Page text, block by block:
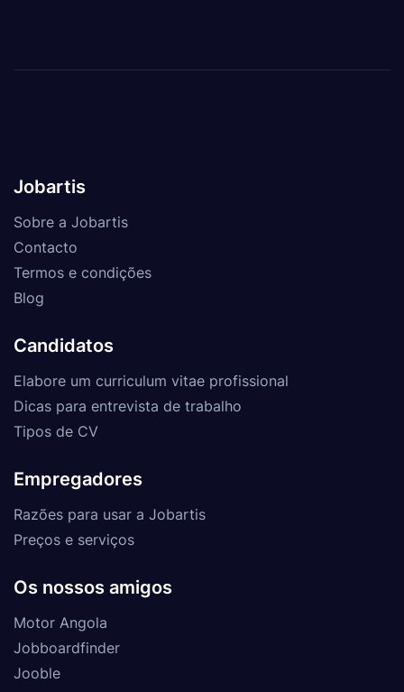
Jobartis
Sobre a Jobartis
Contacto
Termos e condições
Blog
Candidatos
Elabore um curriculum vitae profissional
Dicas para entrevista de trabalho
Tipos de CV
Empregadores
Razões para usar a Jobartis
Preços e serviços
Os nossos amigos
Motor Angola
Jobboardfinder
Jooble